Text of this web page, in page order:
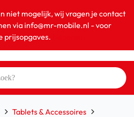
niet mogelijk, wij vragen je contact
via info@mr-mobile.nl - voor
prijsopgaves.
Tablets & Accessoires